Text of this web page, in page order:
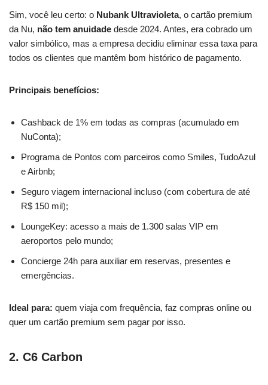
Sim, você leu certo: o Nubank Ultravioleta, o cartão premium
da Nu, não tem anuidade desde 2024. Antes, era cobrado um
valor simbólico, mas a empresa decidiu eliminar essa taxa para
todos os clientes que mantêm bom histórico de pagamento.
Principais benefícios:
Cashback de 1% em todas as compras (acumulado em
NuConta);
Programa de Pontos com parceiros como Smiles, TudoAzul
e Airbnb;
Seguro viagem internacional incluso (com cobertura de até
R$ 150 mil);
LoungeKey: acesso a mais de 1.300 salas VIP em
aeroportos pelo mundo;
Concierge 24h para auxiliar em reservas, presentes e
emergências.
Ideal para: quem viaja com frequência, faz compras online ou
quer um cartão premium sem pagar por isso.
2. C6 Carbon